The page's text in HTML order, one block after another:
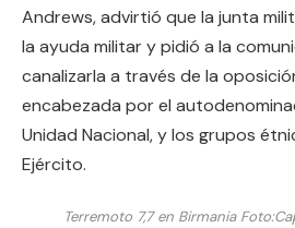
Andrews, advirtió que la junta
la ayuda militar y pidió a la
canalizarla a través de la
encabezada por el
Unidad Nacional, y los grupos
Ejército.
Terremoto 7,7 en BirmaniaFoto: